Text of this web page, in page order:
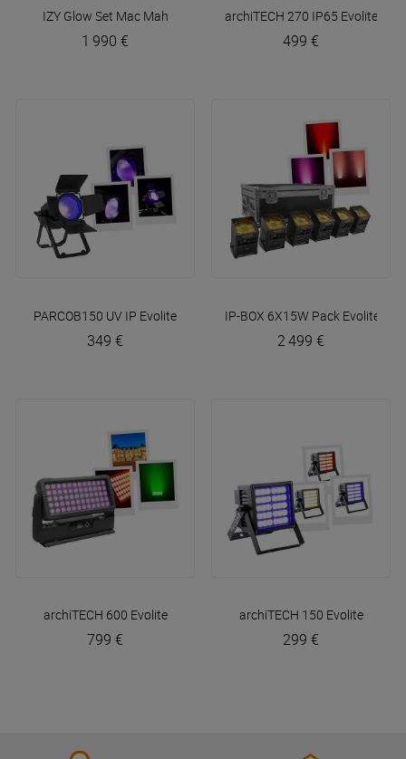
IZY Glow Set Mac Mah
1 990 €
archiTECH 270 IP65 Evolite
499 €
PARCOB150 UV IP Evolite
349 €
IP-BOX 6X15W Pack Evolite
2 499 €
archiTECH 600 Evolite
799 €
archiTECH 150 Evolite
299 €